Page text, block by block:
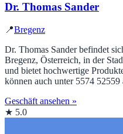
Dr. Thomas Sander
📍Bregenz
Dr. Thomas Sander befindet
Bregenz, Österreich, in der
und bietet hochwertige
können auch unter 5574 52559
Geschäft ansehen »
★ 5.0